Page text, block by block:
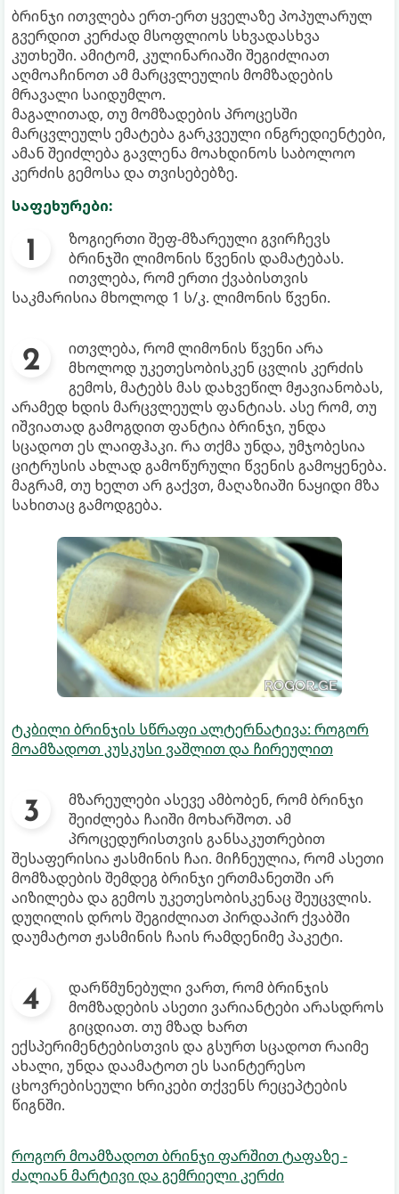
ბრინჯი ითვლება ერთ-ერთ ყველაზე პოპულარულ
გვერდით კერძად მსოფლიოს სხვადასხვა
კუთხეში. ამიტომ, კულინარიაში შეგიძლიათ
აღმოაჩინოთ ამ მარცვლეულის მომზადების
მრავალი საიდუმლო.
მაგალითად, თუ მომზადების პროცესში
მარცვლეულს ემატება გარკვეული ინგრედიენტები,
ამან შეიძლება გავლენა მოახდინოს საბოლოო
კერძის გემოსა და თვისებებზე.
საფეხურები:
ზოგიერთი შეფ-მზარეული გვირჩევს
ბრინჯში ლიმონის წვენის დამატებას.
ითვლება, რომ ერთი ქვაბისთვის
საკმარისია მხოლოდ 1 ს/კ. ლიმონის წვენი.
ითვლება, რომ ლიმონის წვენი არა
მხოლოდ უკეთესობისკენ ცვლის კერძის
გემოს, მატებს მას დახვეწილ მჟავიანობას,
არამედ ხდის მარცვლეულს ფანტიას. ასე რომ, თუ
იშვიათად გამოგდით ფანტია ბრინჯი, უნდა
სცადოთ ეს ლაიფჰაკი. რა თქმა უნდა, უმჯობესია
ციტრუსის ახლად გამოწურული წვენის გამოყენება.
მაგრამ, თუ ხელთ არ გაქვთ, მაღაზიაში ნაყიდი მზა
სახითაც გამოდგება.
ტკბილი ბრინჯის სწრაფი ალტერნატივა: როგორ
მოამზადოთ კუსკუსი ვაშლით და ჩირეულით
მზარეულები ასევე ამბობენ, რომ ბრინჯი
შეიძლება ჩაიში მოხარშოთ. ამ
პროცედურისთვის განსაკუთრებით
შესაფერისია ჟასმინის ჩაი. მიჩნეულია, რომ ასეთი
მომზადების შემდეგ ბრინჯი ერთმანეთში არ
აიზილება და გემოს უკეთესობისკენაც შეუცვლის.
დუღილის დროს შეგიძლიათ პირდაპირ ქვაბში
დაუმატოთ ჟასმინის ჩაის რამდენიმე პაკეტი.
დარწმუნებული ვართ, რომ ბრინჯის
მომზადების ასეთი ვარიანტები არასდროს
გიცდიათ. თუ მზად ხართ
ექსპერიმენტებისთვის და გსურთ სცადოთ რაიმე
ახალი, უნდა დაამატოთ ეს საინტერესო
ცხოვრებისეული ხრიკები თქვენს რეცეპტების
წიგნში.
როგორ მოამზადოთ ბრინჯი ფარშით ტაფაზე -
ძალიან მარტივი და გემრიელი კერძი